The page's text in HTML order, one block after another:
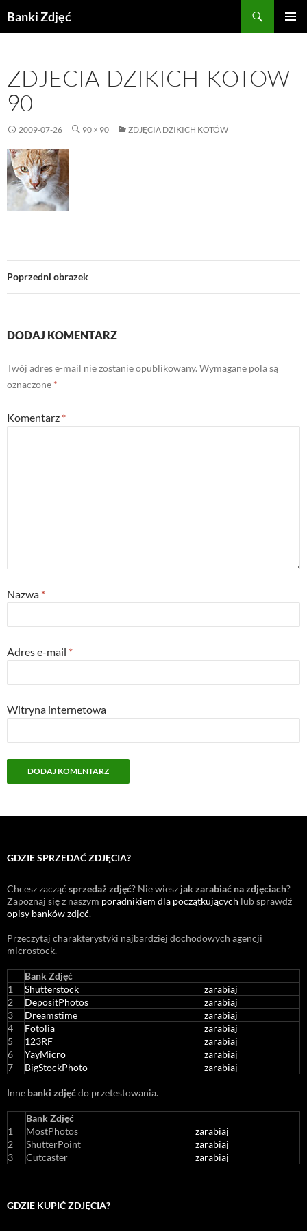
doBanki Zdjęć
ZDJECIA-DZIKICH-KOTOW-
90
2009-07-26 90 × 90 ZDJĘCIA DZIKICH KOTÓW
Poprzedni obrazek
DODAJ KOMENTARZ
Twój adres e-mail nie zostanie opublikowany. Wymagane pola są
oznaczone *
Komentarz *
Nazwa *
Adres e-mail *
Witryna internetowa
GDZIE SPRZEDAĆ ZDJĘCIA?
Chcesz zacząć sprzedaż zdjęć? Nie wiesz jak zarabiać na zdjęciach?
Zapoznaj się z naszym poradnikiem dla początkujących lub sprawdź
opisy banków zdjęć.
Przeczytaj charakterystyki najbardziej dochodowych agencji
microstock.
Bank Zdjęć
1
Shutterstock
zarabiaj
2
DepositPhotos
zarabiaj
3
Dreamstime
zarabiaj
4
Fotolia
zarabiaj
5
123RF
zarabiaj
6
YayMicro
zarabiaj
7
BigStockPhoto zarabiaj
Inne banki zdjęćdo przetestowania.
Bank Zdjęć
1
MostPhotos
zarabiaj
2
ShutterPoint
zarabiaj
3
Cutcaster zarabiaj
GDZIE KUPIĆ ZDJĘCIA?